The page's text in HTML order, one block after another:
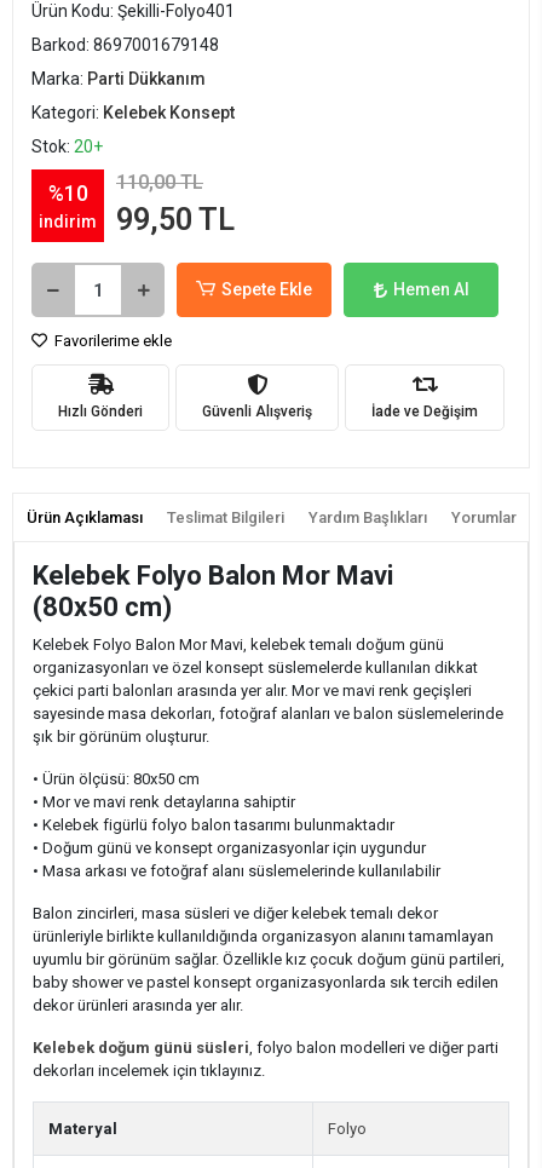
Ürün Kodu: Şekilli-Folyo401
Barkod: 8697001679148
Marka: Parti Dükkanım
Kategori: Kelebek Konsept
Stok: 20+
%10
indirim
110,00 TL
99,50 TL
Sepete Ekle Hemen Al
Favorilerime ekle
Hızlı Gönderi Güvenli Alışveriş İade ve Değişim
Ürün Açıklaması Teslimat Bilgileri Yardım Başlıkları Yorumlar
Kelebek Folyo Balon Mor Mavi
(80x50 cm)
Kelebek Folyo Balon Mor Mavi, kelebek temalı doğum günü
organizasyonları ve özel konsept süslemelerde kullanılan dikkat
çekici parti balonları arasında yer alır. Mor ve mavi renk geçişleri
sayesinde masa dekorları, fotoğraf alanları ve balon süslemelerinde
şık bir görünüm oluşturur.
• Ürün ölçüsü: 80x50 cm
• Mor ve mavi renk detaylarına sahiptir
• Kelebek figürlü folyo balon tasarımı bulunmaktadır
• Doğum günü ve konsept organizasyonlar için uygundur
• Masa arkası ve fotoğraf alanı süslemelerinde kullanılabilir
Balon zincirleri, masa süsleri ve diğer kelebek temalı dekor
ürünleriyle birlikte kullanıldığında organizasyon alanını tamamlayan
uyumlu bir görünüm sağlar. Özellikle kız çocuk doğum günü partileri,
baby shower ve pastel konsept organizasyonlarda sık tercih edilen
dekor ürünleri arasında yer alır.
Kelebek doğum günü süsleri, folyo balon modelleri ve diğer parti
dekorları incelemek için tıklayınız.
Materyal Folyo